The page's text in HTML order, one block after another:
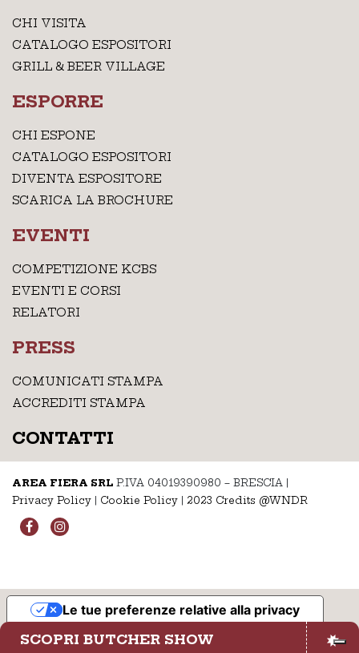
SCOPRI BUTCHER SHOW
CHI VISITA
CATALOGO ESPOSITORI
GRILL & BEER VILLAGE
ESPORRE
CHI ESPONE
CATALOGO ESPOSITORI
DIVENTA ESPOSITORE
SCARICA LA BROCHURE
EVENTI
COMPETIZIONE KCBS
EVENTI E CORSI
RELATORI
PRESS
COMUNICATI STAMPA
ACCREDITI STAMPA
CONTATTI
AREA FIERA SRL P.IVA 04019390980 – BRESCIA |
Privacy Policy | Cookie Policy | 2023 Credits @WNDR
Informativa sulla raccolta
Le tue preferenze relative alla privacy